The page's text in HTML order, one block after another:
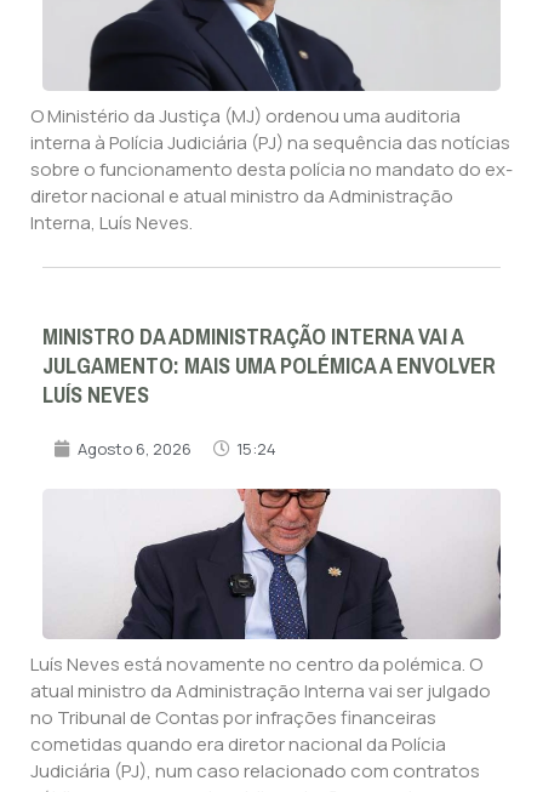
O Ministério da Justiça (MJ) ordenou uma auditoria
interna à Polícia Judiciária (PJ) na sequência das notícias
sobre o funcionamento desta polícia no mandato do ex-
diretor nacional e atual ministro da Administração
Interna, Luís Neves.
MINISTRO DA ADMINISTRAÇÃO INTERNA VAI A
JULGAMENTO: MAIS UMA POLÉMICA A ENVOLVER
LUÍS NEVES
Agosto 6, 2026 15:24
Luís Neves está novamente no centro da polémica. O
atual ministro da Administração Interna vai ser julgado
no Tribunal de Contas por infrações financeiras
cometidas quando era diretor nacional da Polícia
Judiciária (PJ), num caso relacionado com contratos